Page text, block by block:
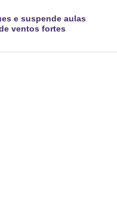
e suspende aulas
ventos fortes